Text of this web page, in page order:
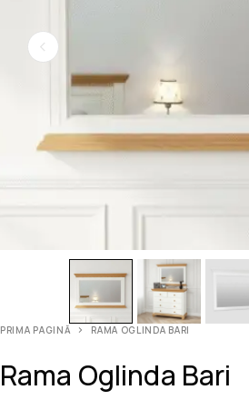
PRIMA PAGINĂ RAMA OGLINDA BARI
Rama Oglinda Bari